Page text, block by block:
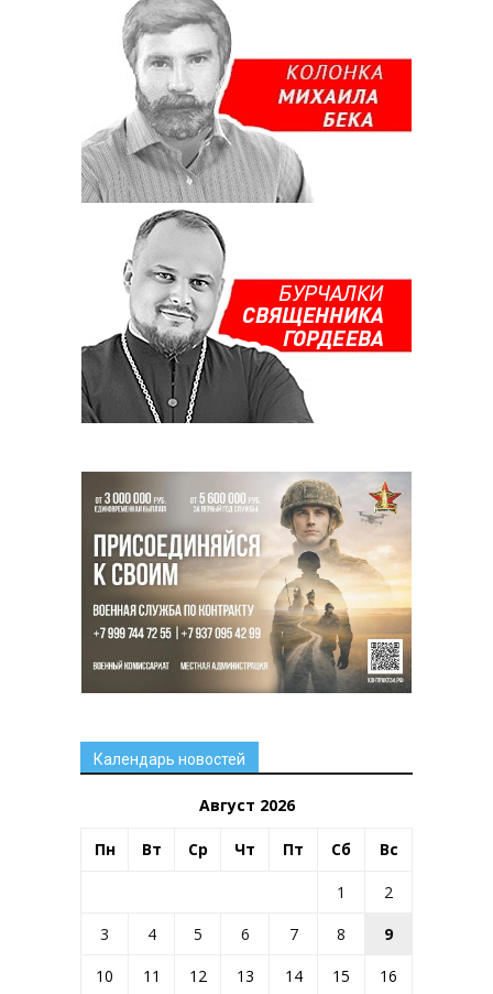
Календарь новостей
Август 2026
Пн Вт Ср Чт Пт Сб Вс
1
2
3
4 5 6 7 8
9
10
11 12 13 14 15
16